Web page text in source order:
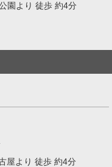
園より 徒歩 約4分
屋より 徒歩 約4分